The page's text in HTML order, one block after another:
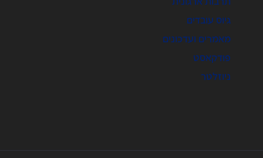
גיוס עובדים
מאמרים ועדכונים
פודקאסט
ניוזלטר